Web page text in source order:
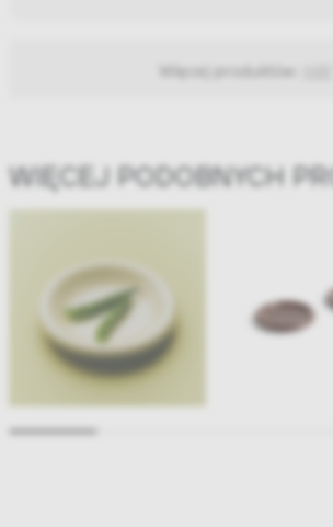
Więcej produktów:
WIĘCEJ PODOBNYCH